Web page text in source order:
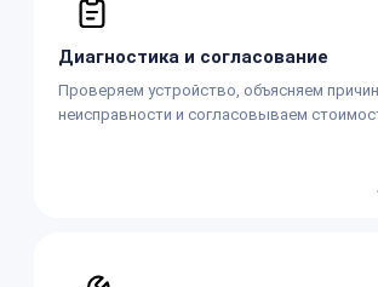
Диагностика и согласование
Проверяем устройство, объясняем
неисправности и согласовываем